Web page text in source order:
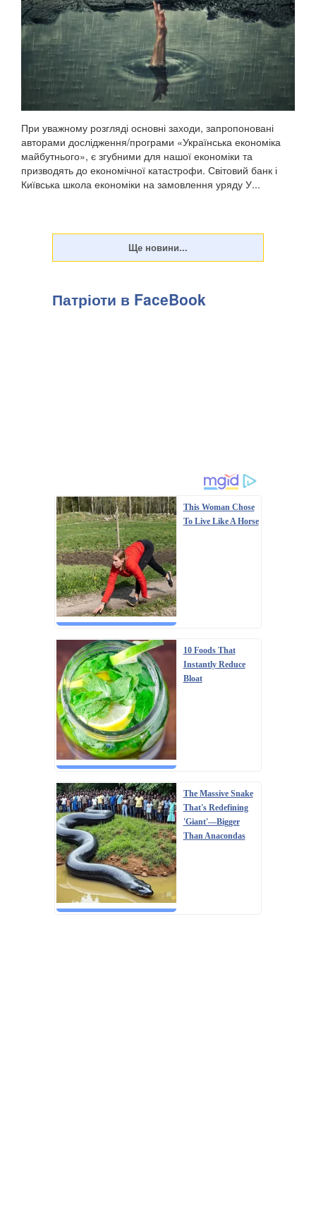
При уважному розгляді основні заходи, запропоновані
авторами дослідження/програми «Українська економіка
майбутнього», є згубними для нашої економіки та
призводять до економічної катастрофи. Світовий банк і
Київська школа економіки на замовлення уряду У...
Патріоти в FaceBook
This Woman Chose
To Live Like A Horse
10 Foods That
Instantly Reduce
Bloat
The Massive Snake
That's Redefining
'Giant'—Bigger
Than Anacondas